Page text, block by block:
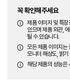
꼭 확인해주세요
제품 이미지 및 특
있으며 제품 외관,
될 수 있습니다.
모든 제품 이미지는
모니터 해상도, 밝
해당 제품의 성능은